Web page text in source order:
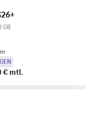
GB
€ mtl.